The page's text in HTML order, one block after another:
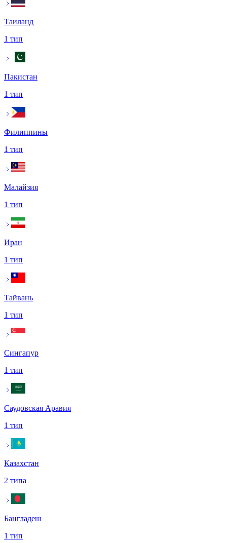
Таиланд
1 тип
Пакистан
1 тип
Филиппины
1 тип
Малайзия
1 тип
Иран
1 тип
Тайвань
1 тип
Сингапур
1 тип
Саудовская Аравия
1 тип
Казахстан
2 типа
Бангладеш
1 тип